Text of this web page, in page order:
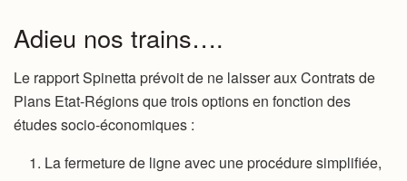
Adieu nos trains….
Le rapport Spinetta prévoit de ne laisser aux Contrats de
Plans Etat-Régions que trois options en fonction des
études socio-économiques :
La fermeture de ligne avec une procédure simplifiée,